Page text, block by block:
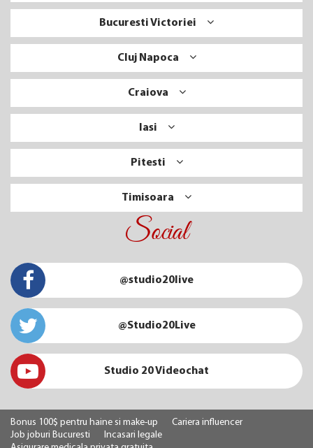
Bucuresti Victoriei
Cluj Napoca
Craiova
Iasi
Pitesti
Timisoara
Social
@studio20live
@Studio20Live
Studio 20 Videochat
Bonus 100$ pentru haine si make-up
Cariera influencer
Job joburi Bucuresti
Incasari legale